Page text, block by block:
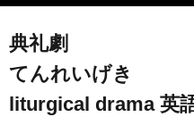
典礼劇
てんれいげき
liturgical drama 英